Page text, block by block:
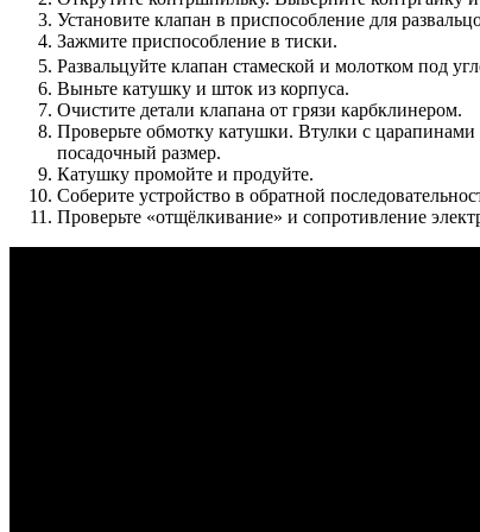
Установите клапан в приспособление для
Зажмите приспособление в тиски.
Развальцуйте клапан стамеской и молотком под
Выньте катушку и шток из корпуса.
Очистите детали клапана от грязи карбклинером.
Проверьте обмотку катушки. Втулки с
посадочный размер.
Катушку промойте и продуйте.
Соберите устройство в обратной
Проверьте «отщёлкивание» и сопротивление